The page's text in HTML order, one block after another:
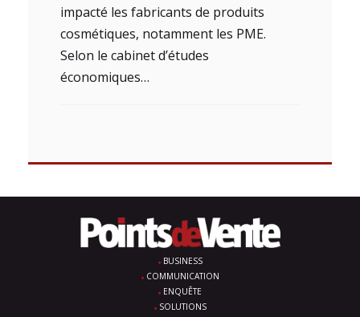
impacté les fabricants de produits
cosmétiques, notamment les PME.
Selon le cabinet d’études
économiques…
BUSINESS
COMMUNICATION
ENQUÊTE
SOLUTIONS